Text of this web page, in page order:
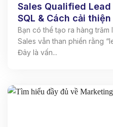
Sales Qualified Lead
SQL & Cách cải thiện
Bạn có thể tạo ra hàng
Sales vẫn than phiền rằng
Đây là vấn...